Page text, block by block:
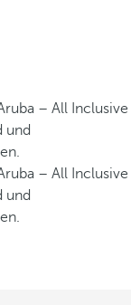
– All Inclusive
und
– All Inclusive
und